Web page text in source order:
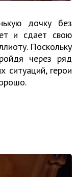
дочку без
и сдает свою
Поскольку
через ряд
ситуаций, герои